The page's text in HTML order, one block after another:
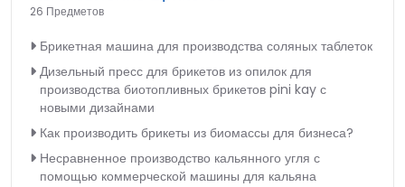
26 Предметов
Брикетная машина для производства соляных таблеток
Дизельный пресс для брикетов из опилок для
производства биотопливных брикетов pini kay с
новыми дизайнами
Как производить брикеты из биомассы для бизнеса?
Несравненное производство кальянного угля с
помощью коммерческой машины для кальяна